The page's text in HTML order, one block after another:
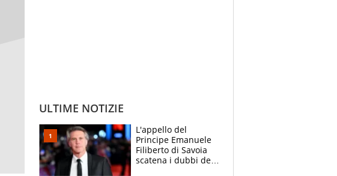
ULTIME NOTIZIE
L'appello del
Principe Emanuele
Filiberto di Savoia
scatena i dubbi dei